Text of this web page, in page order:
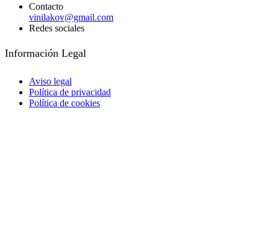
Contacto
vinilakov@gmail.com
Redes sociales
Información Legal
Aviso legal
Política de privacidad
Política de cookies